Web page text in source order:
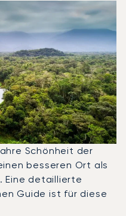
Schönheit der
besseren Ort als
. Eine detaillierte
Guide ist für diese